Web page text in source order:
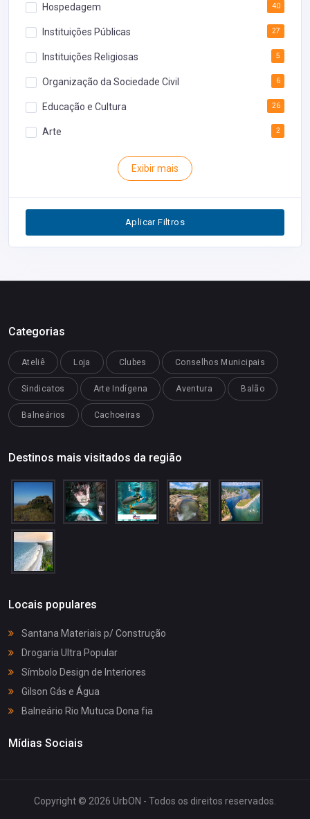
Hospedagem 40
Instituições Públicas 27
Instituições Religiosas 5
Organização da Sociedade Civil 6
Educação e Cultura 26
Arte 2
Exibir mais
Aplicar Filtros
Categorias
Ateliê Loja Clubes Conselhos Municipais
Sindicatos Arte Indígena Aventura Balão
Balneários Cachoeiras
Destinos mais visitados da região
Locais populares
Santana Materiais p/ Construção
Drogaria Ultra Popular
Símbolo Design de Interiores
Gilson Gás e Água
Balneário Rio Mutuca Dona fia
Mídias Sociais
Copyright © 2026 UrbON - Todos os direitos reservados.